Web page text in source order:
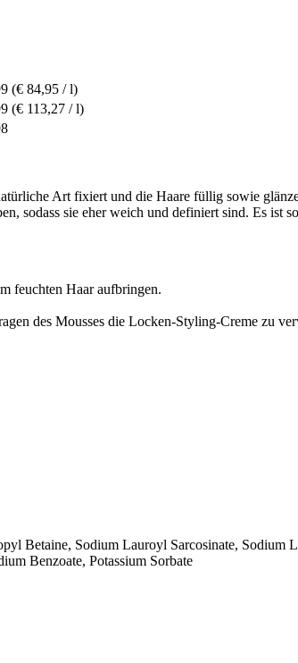
(€ 84,95 / l)
(€ 113,27 / l)
Art fixiert und die Haare füllig sowie
sodass sie eher weich und definiert sind. Es ist
feuchten Haar aufbringen.
des Mousses die Locken-Styling-Creme zu
Betaine, Sodium Lauroyl Sarcosinate,
Benzoate, Potassium Sorbate